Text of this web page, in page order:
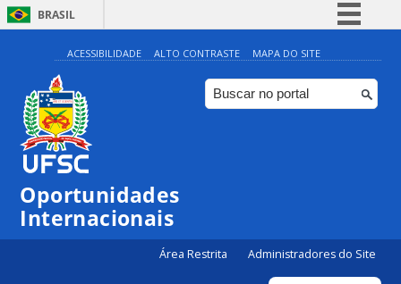
BRASIL
Simplifique!
Comunica BR
Participe
ACESSIBILIDADE ALTO CONTRASTE MAPA DO SITE
Oportunidades
Internacionais
Área Restrita Administradores do Site